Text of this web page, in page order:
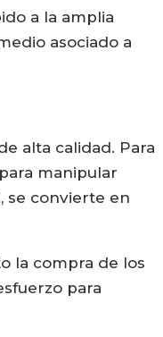
a la amplia
asociado a
alta calidad. Para
manipular
se convierte en
la compra de los
para